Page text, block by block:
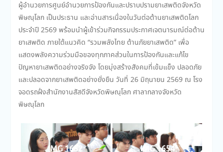
ผู้อำนวยการศูนย์อำนวยการป้องกันและปราบปรามยาเสพติดจังหวัด
พิษณุโลก เป็นประธาน และอ่านสารเนื่องในวันต่อต้านยาเสพติดโลก
ประจำปี 2569 พร้อมนำผู้เข้าร่วมกิจกรรมประกาศเจตนารมณ์ต่อต้าน
ยาเสพติด ภายใต้แนวคิด “รวมพลังไทย ต้านภัยยาเสพติด” เพื่อ
แสดงพลังความร่วมมือของทุกภาคส่วนในการป้องกันและแก้ไข
ปัญหายาเสพติดอย่างจริงจัง โดยมุ่งสร้างสังคมที่เข้มแข็ง ปลอดภัย
และปลอดจากยาเสพติดอย่างยั่งยืน วันที่ 26 มิถุนายน 2569 ณ โรง
จอดรถฝั่งสำนักงานสัสดีจังหวัดพิษณุโลก ศาลากลางจังหวัด
พิษณุโลก
IMG 1652 IMG 1654